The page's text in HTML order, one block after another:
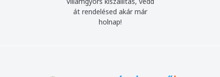
át rendelésed akár már
holnap!